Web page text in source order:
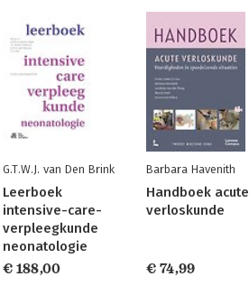
G.T.W.J. van Den Brink
Leerboek
intensive-care-
verpleegkunde
neonatologie
€ 188,00
Barbara Havenith
Handboek acute
verloskunde
€ 74,99